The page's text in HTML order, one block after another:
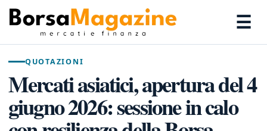
☰
QUOTAZIONI
Mercati asiatici, apertura del 4
giugno 2026: sessione in calo